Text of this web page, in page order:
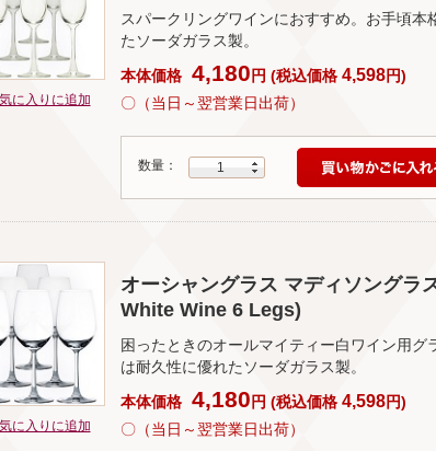
に入りに追加
スパークリングワインにおすすめ。お手頃
たソーダガラス製。
本体価格 4,180 円 (税込価格4,598円)
〇（当日～翌営業日出荷）
数量： 1
に入りに追加
オーシャングラス マディソング
White Wine 6 Legs)
困ったときのオールマイティー白ワイン用
は耐久性に優れたソーダガラス製。
本体価格 4,180 円 (税込価格4,598円)
〇（当日～翌営業日出荷）